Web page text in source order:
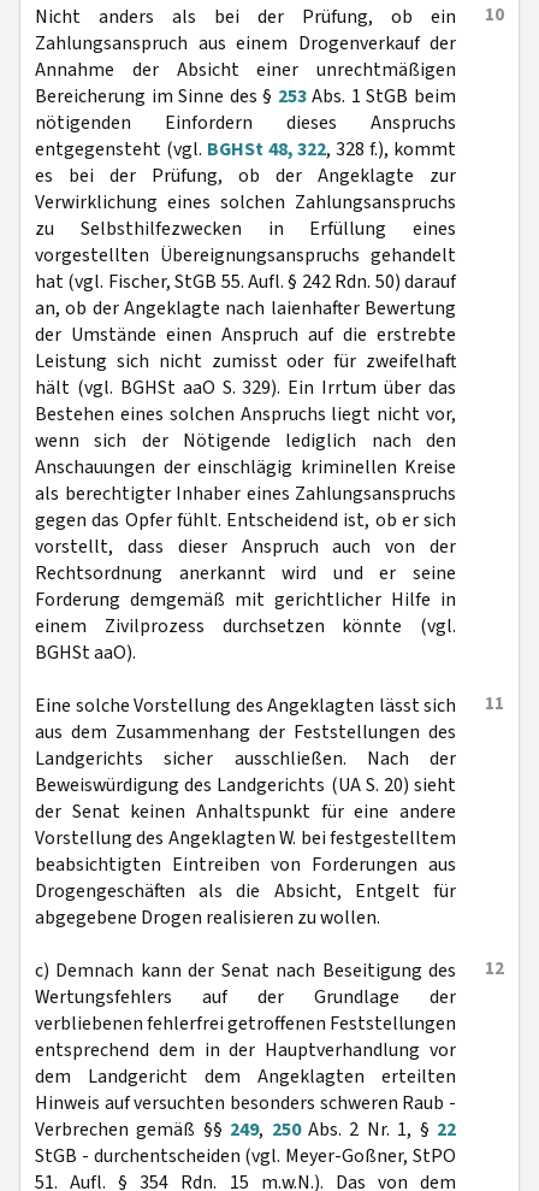
10
Nicht anders als bei der Prüfung, ob ein
Zahlungsanspruch aus einem Drogenverkauf der
Annahme der Absicht einer unrechtmäßigen
Bereicherung im Sinne des § 253Abs. 1 StGB beim
nötigenden Einfordern dieses Anspruchs
entgegensteht (vgl. BGHSt 48, 322, 328 f.), kommt
es bei der Prüfung, ob der Angeklagte zur
Verwirklichung eines solchen Zahlungsanspruchs
zu Selbsthilfezwecken in Erfüllung eines
vorgestellten Übereignungsanspruchs gehandelt
hat (vgl. Fischer, StGB 55. Aufl. § 242 Rdn. 50) darauf
an, ob der Angeklagte nach laienhafter Bewertung
der Umstände einen Anspruch auf die erstrebte
Leistung sich nicht zumisst oder für zweifelhaft
hält (vgl. BGHSt aaO S. 329). Ein Irrtum über das
Bestehen eines solchen Anspruchs liegt nicht vor,
wenn sich der Nötigende lediglich nach den
Anschauungen der einschlägig kriminellen Kreise
als berechtigter Inhaber eines Zahlungsanspruchs
gegen das Opfer fühlt. Entscheidend ist, ob er sich
vorstellt, dass dieser Anspruch auch von der
Rechtsordnung anerkannt wird und er seine
Forderung demgemäß mit gerichtlicher Hilfe in
einem Zivilprozess durchsetzen könnte (vgl.
BGHSt aaO).
11
Eine solche Vorstellung des Angeklagten lässt sich
aus dem Zusammenhang der Feststellungen des
Landgerichts sicher ausschließen. Nach der
Beweiswürdigung des Landgerichts (UA S. 20) sieht
der Senat keinen Anhaltspunkt für eine andere
Vorstellung des Angeklagten W. bei festgestelltem
beabsichtigten Eintreiben von Forderungen aus
Drogengeschäften als die Absicht, Entgelt für
abgegebene Drogen realisieren zu wollen.
12
c) Demnach kann der Senat nach Beseitigung des
Wertungsfehlers auf der Grundlage der
verbliebenen fehlerfrei getroffenen Feststellungen
entsprechend dem in der Hauptverhandlung vor
dem Landgericht dem Angeklagten erteilten
Hinweis auf versuchten besonders schweren Raub -
Verbrechen gemäß §§ 249, 250Abs. 2 Nr. 1, § 22
StGB - durchentscheiden (vgl. Meyer-Goßner, StPO
51. Aufl. § 354 Rdn. 15 m.w.N.). Das von dem